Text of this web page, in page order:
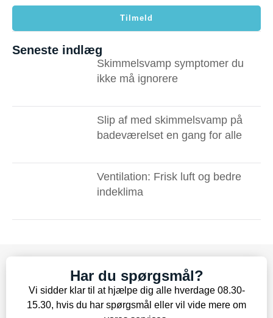
Tilmeld
Seneste indlæg
Skimmelsvamp symptomer du
ikke må ignorere ​
Slip af med skimmelsvamp på
badeværelset en gang for alle
Ventilation: Frisk luft og bedre
indeklima
Har du spørgsmål?
Vi sidder klar til at hjælpe dig alle hverdage 08.30-
15.30, hvis du har spørgsmål eller vil vide mere om